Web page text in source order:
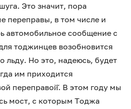
Это значит, пора
переправы, в том числе и
автомобильное сообщение с
тоджинцев возобновится
льду. Но это, надеюсь, будет
им приходится
переправой̆. В этом году мы
мост, с которым Тоджа